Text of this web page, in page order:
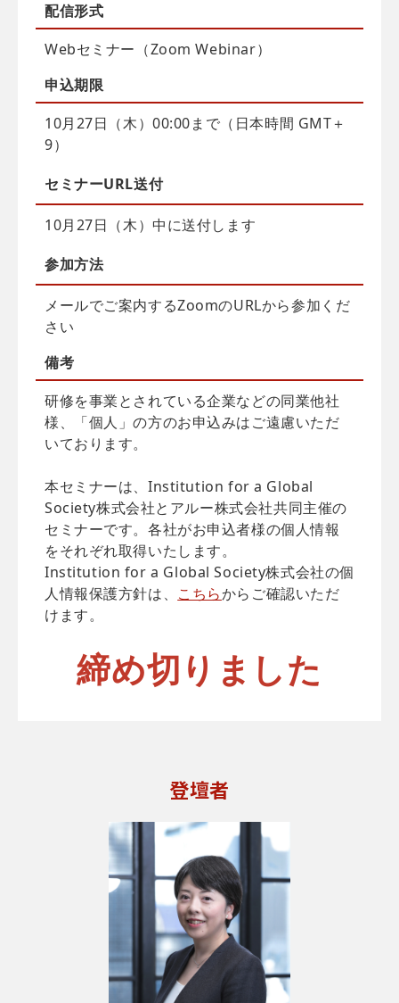
配信形式
Webセミナー（Zoom Webinar）
申込期限
10月27日（木）00:00まで（日本時間 GMT＋
9）
セミナーURL送付
10月27日（木）中に送付します
参加方法
メールでご案内するZoomのURLから参加くだ
さい
備考
研修を事業とされている企業などの同業他社
様、「個人」の方のお申込みはご遠慮いただ
いております。
本セミナーは、Institution for a Global
Society株式会社とアルー株式会社共同主催の
セミナーです。各社がお申込者様の個人情報
をそれぞれ取得いたします。
Institution for a Global Society株式会社の個
人情報保護方針は、 こちらからご確認いただ
けます。
締め切りました
登壇者